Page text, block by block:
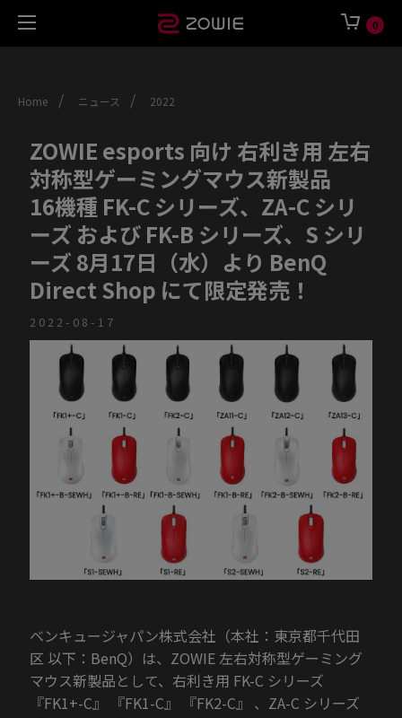
0
Home / ニュース / 2022
ZOWIE esports 向け 右利き用 左右
対称型ゲーミングマウス新製品
16機種 FK-C シリーズ、ZA-C シリ
ーズ および FK-B シリーズ、S シリ
ーズ 8月17日（水）より BenQ
Direct Shop にて限定発売！
2022-08-17
ベンキュージャパン株式会社（本社：東京都千代田
区 以下：BenQ）は、ZOWIE 左右対称型ゲーミング
マウス新製品として、右利き用 FK-C シリーズ
『FK1+-C』 『FK1-C』 『FK2-C』 、ZA-C シリーズ